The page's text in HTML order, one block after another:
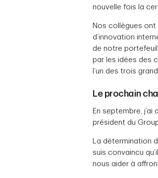
nouvelle fois la
Nos collègues ont
d’innovation
de notre
par les idées des
l’un des trois
Le prochain
En septembre,
président du
La détermination
suis convaincu
nous aider à